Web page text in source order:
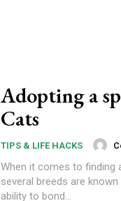
Adopting a
Cats
TIPS & LIFE HACKS
When it comes to finding
several breeds are
ability to bond...